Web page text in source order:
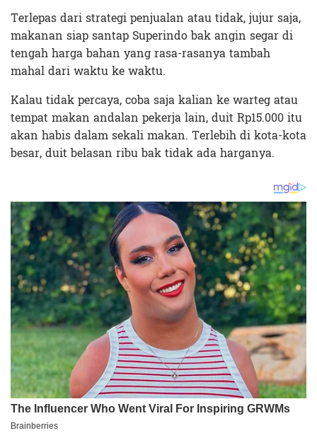
Terlepas dari strategi penjualan atau tidak, jujur saja,
makanan siap santap Superindo bak angin segar di
tengah harga bahan yang rasa-rasanya tambah
mahal dari waktu ke waktu.
Kalau tidak percaya, coba saja kalian ke warteg atau
tempat makan andalan pekerja lain, duit Rp15.000 itu
akan habis dalam sekali makan. Terlebih di kota-kota
besar, duit belasan ribu bak tidak ada harganya.